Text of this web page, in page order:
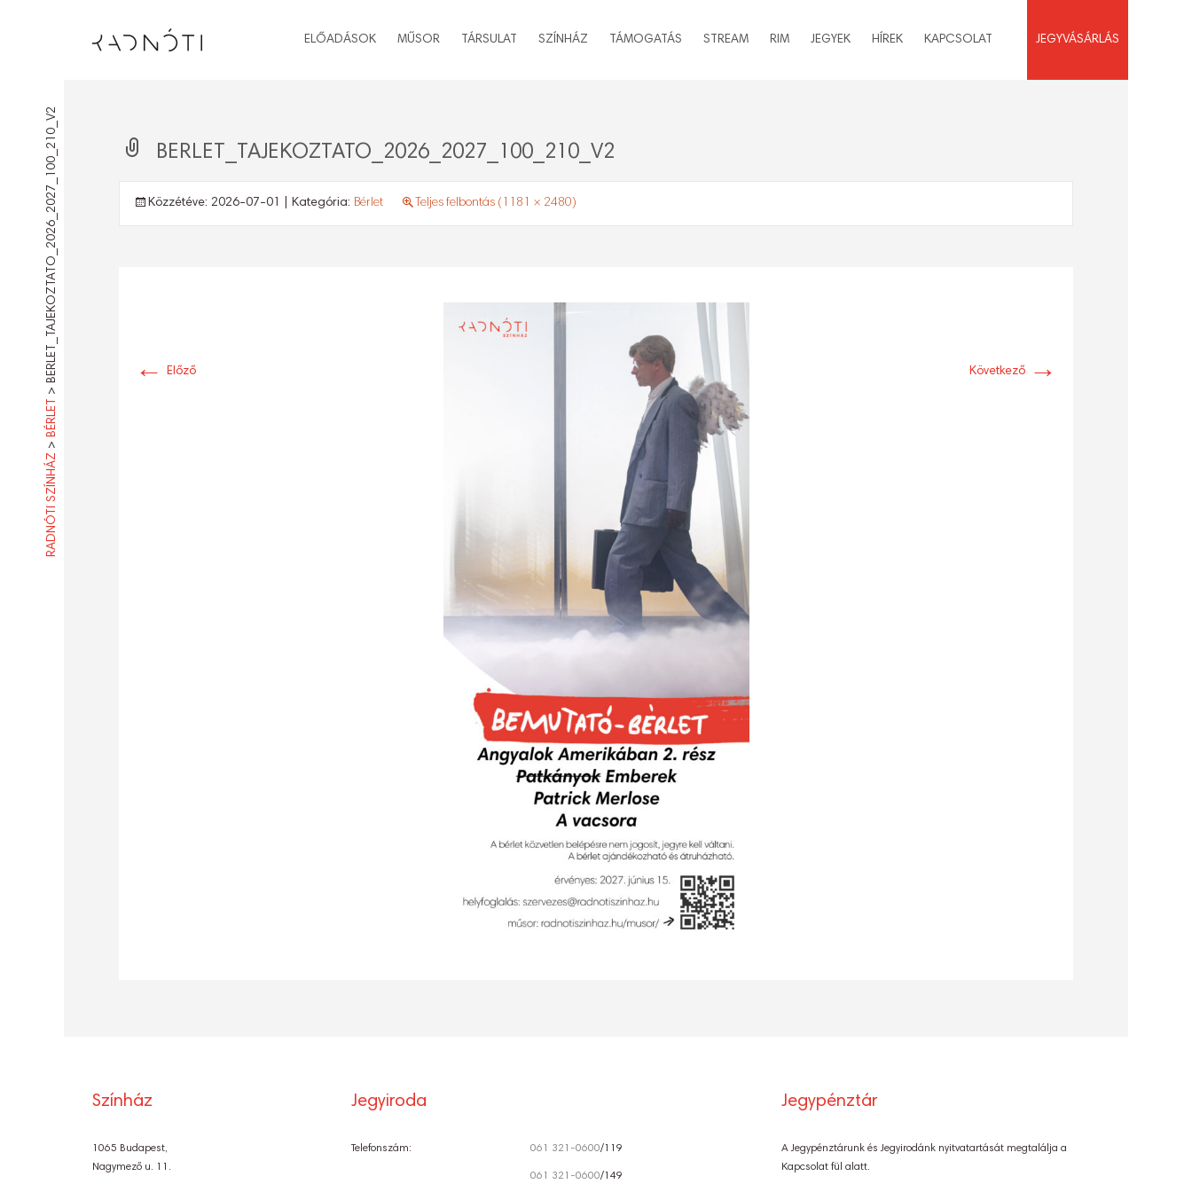
ELŐADÁSOK MŰSOR TÁRSULAT SZÍNHÁZ TÁMOGATÁS STREAM RIM JEGYEK HÍREK KAPCSOLAT JEGYVÁSÁRLÁS
RADNÓTI SZÍNHÁZ
>
BÉRLET
>
BERLET_TAJEKOZTATO_2026_2027_100_210_V2 BERLET_TAJEKOZTATO_2026_2027_100_210_V2
Közzétéve: 2026-07-01 | Kategória: Bérlet Teljes felbontás (1181 × 2480)
← Előző Következő →
Színház
1065 Budapest,
Nagymező u. 11.
Jegyiroda
Telefonszám: 061 321-0600/119
061 321-0600/149
Jegypénztár
A Jegypénztárunk és Jegyirodánk nyitvatartását megtalálja a
Kapcsolat fül alatt.